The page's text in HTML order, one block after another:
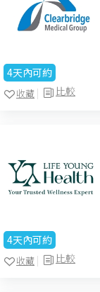
4天內可約
比較
收藏
4天內可約
比較
收藏